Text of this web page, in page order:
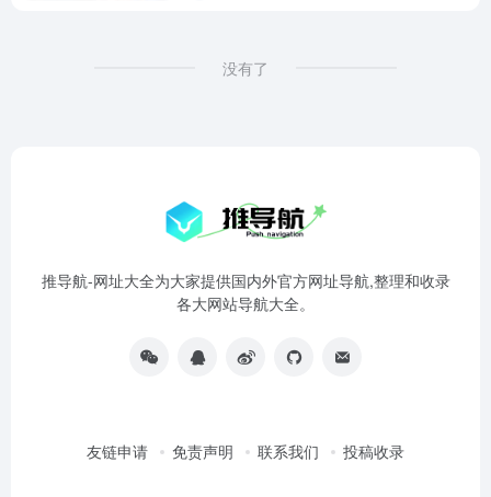
没有了
推导航-网址大全为大家提供国内外官方网址导航,整理和收录
各大网站导航大全。
友链申请 免责声明 联系我们 投稿收录